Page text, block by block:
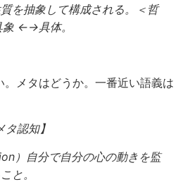
を抽象して構成される。＜哲
←→具体。
メタはどうか。一番近い語義は
認知】
）自分で自分の心の動きを監
と。